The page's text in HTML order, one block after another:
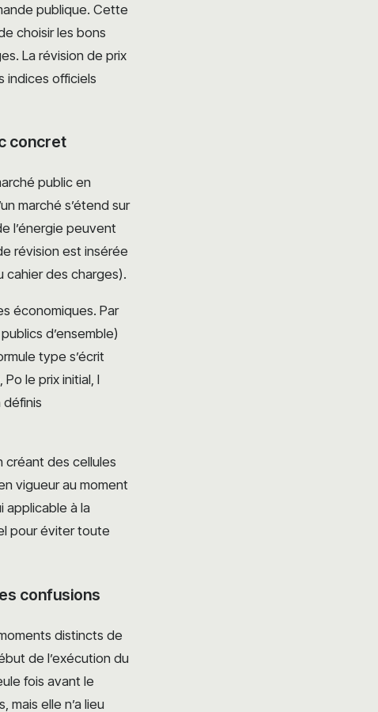
publique. Cette
choisir les bons
La révision de prix
indices officiels
concret
public en
marché s’étend sur
l’énergie peuvent
révision est insérée
cahier des charges).
économiques. Par
d’ensemble)
type s’écrit
le prix initial, I
définis
créant des cellules
vigueur au moment
applicable à la
pour éviter toute
confusions
distincts de
de l’exécution du
fois avant le
elle n’a lieu